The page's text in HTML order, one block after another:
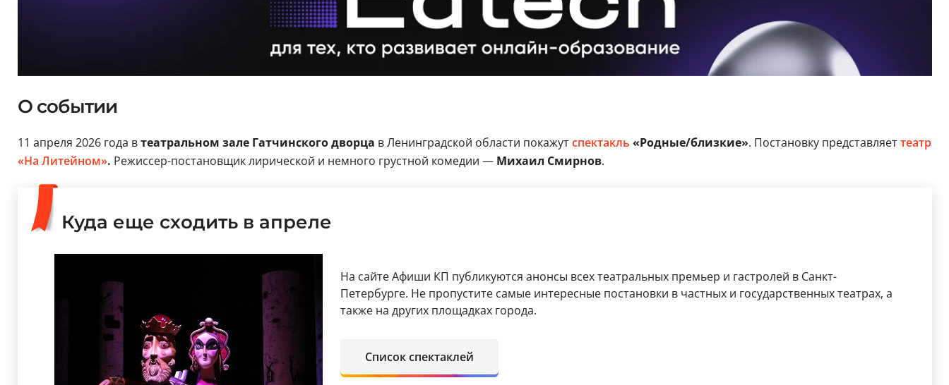
О событии
11 апреля 2026 года втеатральном зале Гатчинского дворца в Ленинградской области покажутспектакль «Родные/близкие». Постановку представляеттеатр
«На Литейном». Режиссер-постановщик лирической и немного грустной комедии — Михаил Смирнов.
Куда еще сходить в апреле
На сайте Афиши КП публикуются анонсы всех театральных премьер и гастролей в Санкт-
Петербурге. Не пропустите самые интересные постановки в частных и государственных театрах, а
также на других площадках города.
Список спектаклей